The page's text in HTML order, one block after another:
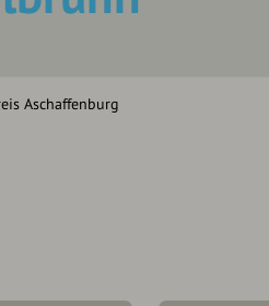
Aschaffenburg